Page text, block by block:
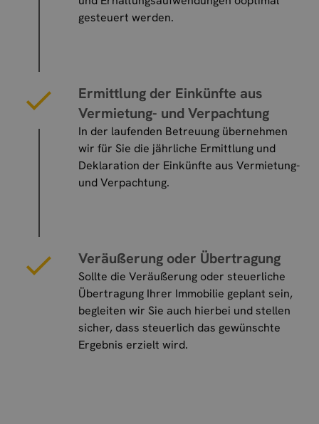
gesteuert werden.
Ermittlung der Einkünfte aus
Vermietung- und Verpachtung
In der laufenden Betreuung übernehmen
wir für Sie die jährliche Ermittlung und
Deklaration der Einkünfte aus Vermietung-
und Verpachtung.
Veräußerung oder Übertragung
Sollte die Veräußerung oder steuerliche
Übertragung Ihrer Immobilie geplant sein,
begleiten wir Sie auch hierbei und stellen
sicher, dass steuerlich das gewünschte
Ergebnis erzielt wird.